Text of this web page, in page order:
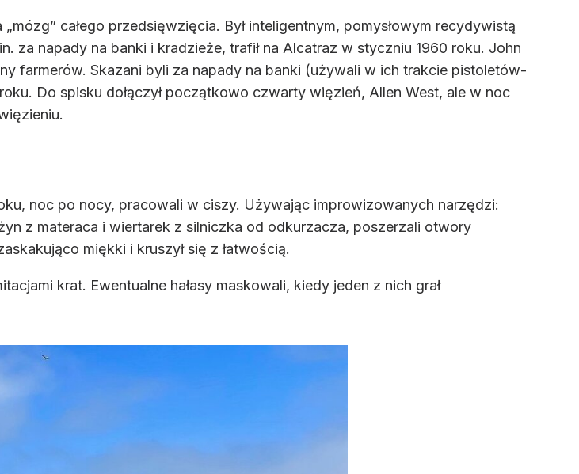
całego przedsięwzięcia. Był inteligentnym, pomysłowym recydywistą
za napady na banki i kradzieże, trafił na Alcatraz w styczniu 1960 roku. John
farmerów. Skazani byli za napady na banki (używali w ich trakcie pistoletów-
Do spisku dołączył początkowo czwarty więzień, Allen West, ale w noc
noc po nocy, pracowali w ciszy. Używając improwizowanych narzędzi:
z materaca i wiertarek z silniczka od odkurzacza, poszerzali otwory
miękki i kruszył się z łatwością.
krat. Ewentualne hałasy maskowali, kiedy jeden z nich grał